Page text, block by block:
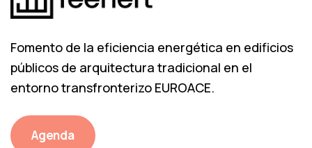
Fomento de la eficiencia energética en edificios
públicos de arquitectura tradicional en el
entorno transfronterizo EUROACE.
Agenda